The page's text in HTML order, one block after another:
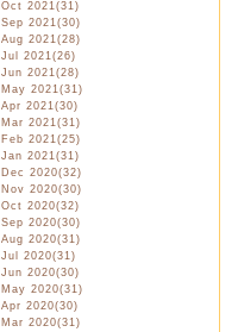
Oct 2021(31)
Sep 2021(30)
Aug 2021(28)
Jul 2021(26)
Jun 2021(28)
May 2021(31)
Apr 2021(30)
Mar 2021(31)
Feb 2021(25)
Jan 2021(31)
Dec 2020(32)
Nov 2020(30)
Oct 2020(32)
Sep 2020(30)
Aug 2020(31)
Jul 2020(31)
Jun 2020(30)
May 2020(31)
Apr 2020(30)
Mar 2020(31)